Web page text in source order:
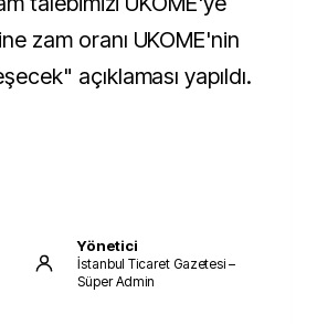
zam oranı UKOME'nin
açıklaması yapıldı.
Yönetici
İstanbul Ticaret Gazetesi –
Süper Admin